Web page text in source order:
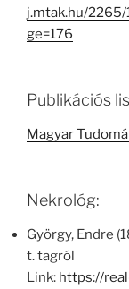
j.mtak.hu/
ge=176
Publikációs
Magyar
Nekrológ:
György, Endre
t. tagról
Link: https://